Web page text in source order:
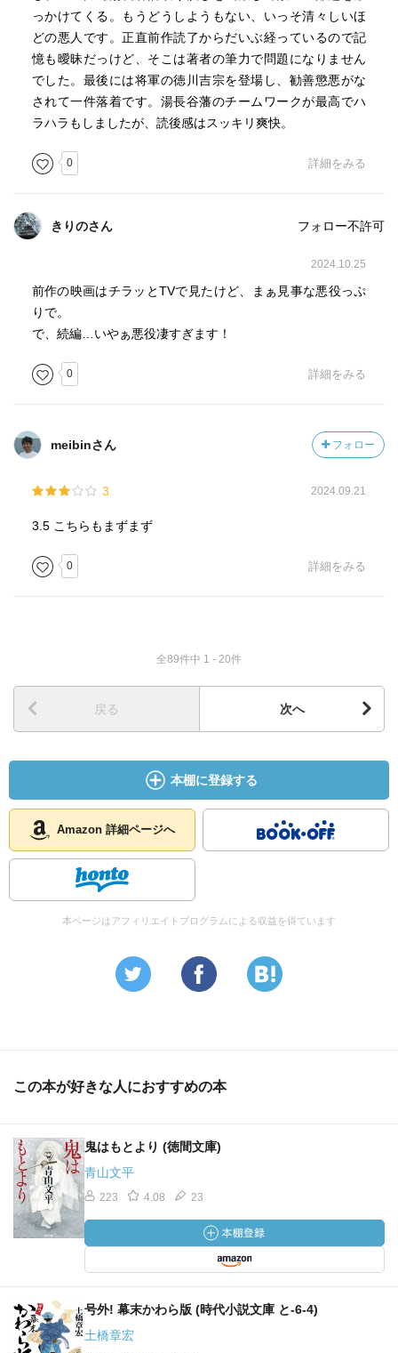
っかけてくる。もうどうしようもない、いっそ清々しいほ
どの悪人です。正直前作読了からだいぶ経っているので記
憶も曖昧だっけど、そこは著者の筆力で問題になりません
でした。最後には将軍の徳川吉宗を登場し、勧善懲悪がな
されて一件落着です。湯長谷藩のチームワークが最高でハ
ラハラもしましたが、読後感はスッキリ爽快。
0 詳細をみる
きりのさん フォロー不許可
2024.10.25
前作の映画はチラッとTVで見たけど、まぁ見事な悪役っぷ
りで。
で、続編…いやぁ悪役凄すぎます！
0 詳細をみる
meibinさん フォロー
3 2024.09.21
3.5 こちらもまずまず
0 詳細をみる
全89件中 1 - 20件
戻る 次へ
本棚に登録する
Amazon 詳細ページへ
本ページはアフィリエイトプログラムによる収益を得ています
この本が好きな人におすすめの本
鬼はもとより (徳間文庫)
青山文平
223 4.08 23
号外! 幕末かわら版 (時代小説文庫 と-6-4)
土橋章宏